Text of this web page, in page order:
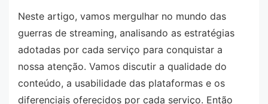
Neste artigo, vamos mergulhar no mundo das
guerras de streaming, analisando as estratégias
adotadas por cada serviço para conquistar a
nossa atenção. Vamos discutir a qualidade do
conteúdo, a usabilidade das plataformas e os
diferenciais oferecidos por cada serviço. Então